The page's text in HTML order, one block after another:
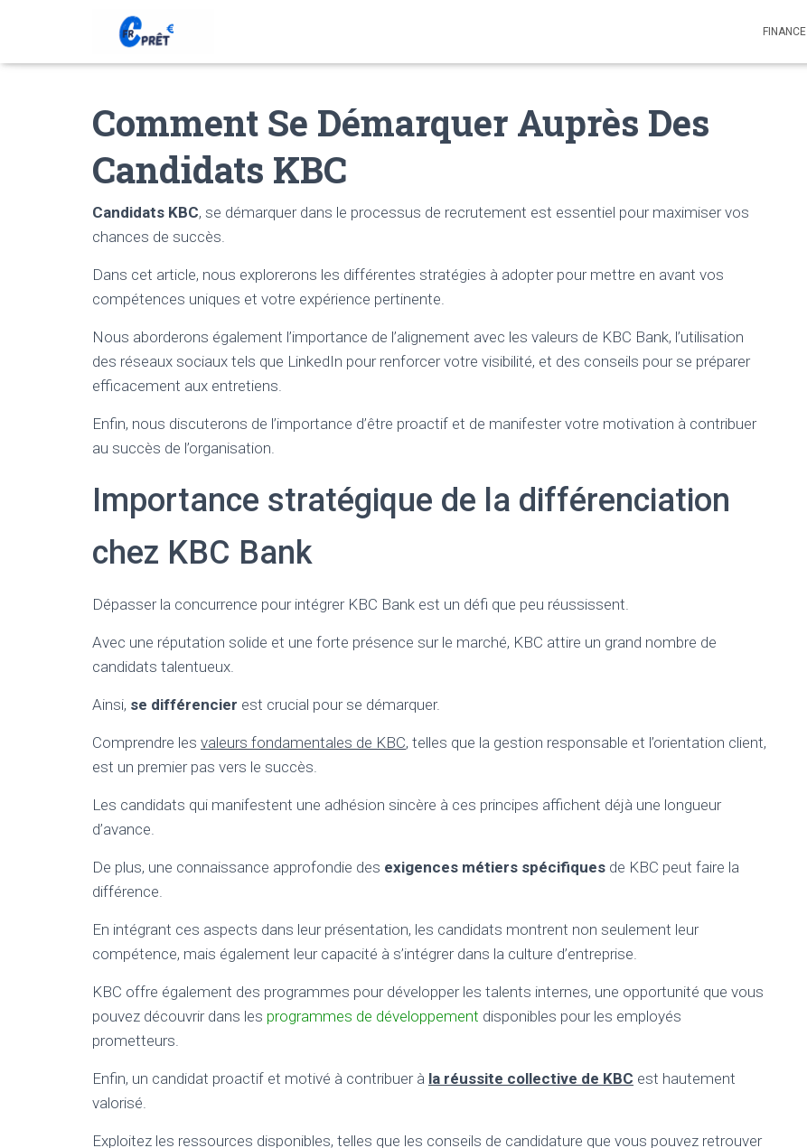
FINANCE
Comment Se Démarquer Auprès Des
Candidats KBC
Candidats KBC, se démarquer dans le processus de recrutement est essentiel pour maximiser vos
chances de succès.
Dans cet article, nous explorerons les différentes stratégies à adopter pour mettre en avant vos
compétences uniques et votre expérience pertinente.
Nous aborderons également l’importance de l’alignement avec les valeurs de KBC Bank, l’utilisation
des réseaux sociaux tels que LinkedIn pour renforcer votre visibilité, et des conseils pour se préparer
efficacement aux entretiens.
Enfin, nous discuterons de l’importance d’être proactif et de manifester votre motivation à contribuer
au succès de l’organisation.
Importance stratégique de la différenciation
chez KBC Bank
Dépasser la concurrence pour intégrer KBC Bank est un défi que peu réussissent.
Avec une réputation solide et une forte présence sur le marché, KBC attire un grand nombre de
candidats talentueux.
Ainsi, se différencier est crucial pour se démarquer.
Comprendre les valeurs fondamentales de KBC, telles que la gestion responsable et l’orientation client,
est un premier pas vers le succès.
Les candidats qui manifestent une adhésion sincère à ces principes affichent déjà une longueur
d’avance.
De plus, une connaissance approfondie des exigences métiers spécifiques de KBC peut faire la
différence.
En intégrant ces aspects dans leur présentation, les candidats montrent non seulement leur
compétence, mais également leur capacité à s’intégrer dans la culture d’entreprise.
KBC offre également des programmes pour développer les talents internes, une opportunité que vous
pouvez découvrir dans les programmes de développement disponibles pour les employés
prometteurs.
Enfin, un candidat proactif et motivé à contribuer à la réussite collective de KBC est hautement
valorisé.
Exploitez les ressources disponibles, telles que les conseils de candidature que vous pouvez retrouver